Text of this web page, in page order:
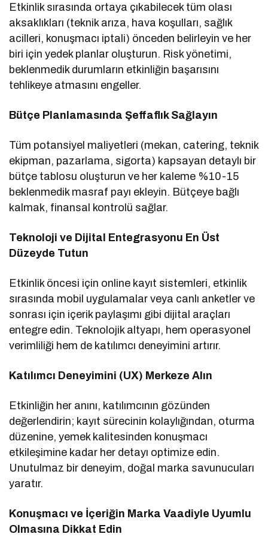
Etkinlik sırasında ortaya çıkabilecek tüm olası
aksaklıkları (teknik arıza, hava koşulları, sağlık
acilleri, konuşmacı iptali) önceden belirleyin ve her
biri için yedek planlar oluşturun. Risk yönetimi,
beklenmedik durumların etkinliğin başarısını
tehlikeye atmasını engeller.
Bütçe Planlamasında Şeffaflık Sağlayın
Tüm potansiyel maliyetleri (mekan, catering, teknik
ekipman, pazarlama, sigorta) kapsayan detaylı bir
bütçe tablosu oluşturun ve her kaleme %10-15
beklenmedik masraf payı ekleyin. Bütçeye bağlı
kalmak, finansal kontrolü sağlar.
Teknoloji ve Dijital Entegrasyonu En Üst
Düzeyde Tutun
Etkinlik öncesi için online kayıt sistemleri, etkinlik
sırasında mobil uygulamalar veya canlı anketler ve
sonrası için içerik paylaşımı gibi dijital araçları
entegre edin. Teknolojik altyapı, hem operasyonel
verimliliği hem de katılımcı deneyimini artırır.
Katılımcı Deneyimini (UX) Merkeze Alın
Etkinliğin her anını, katılımcının gözünden
değerlendirin; kayıt sürecinin kolaylığından, oturma
düzenine, yemek kalitesinden konuşmacı
etkileşimine kadar her detayı optimize edin.
Unutulmaz bir deneyim, doğal marka savunucuları
yaratır.
Konuşmacı ve İçeriğin Marka Vaadiyle Uyumlu
Olmasına Dikkat Edin